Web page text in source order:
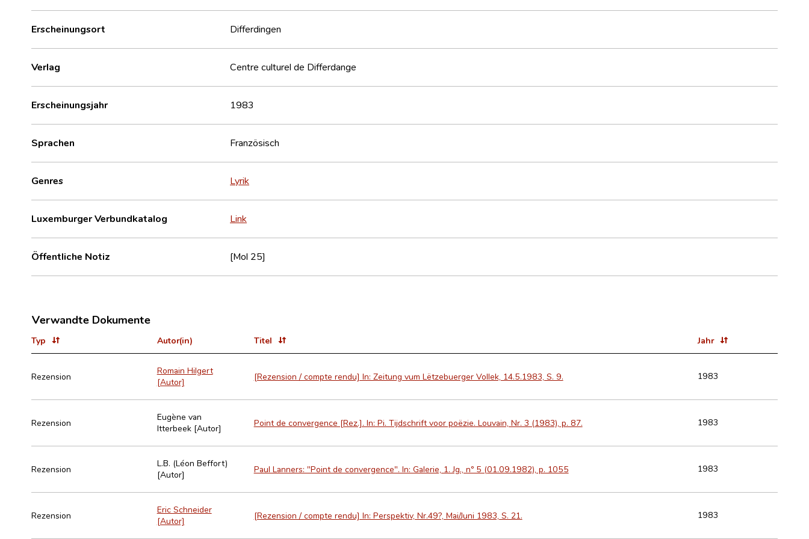
Erscheinungsort Differdingen
Verlag Centre culturel de Differdange
Erscheinungsjahr 1983
Sprachen Französisch
Genres Lyrik
Luxemburger Verbundkatalog Link
Öffentliche Notiz [Mol 25]
Verwandte Dokumente
Typ Autor(in) Titel Jahr
Rezension
Romain Hilgert
[Autor]
[Rezension / compte rendu] In: Zeitung vum Lëtzebuerger Vollek, 14.5.1983, S. 9. 1983
Rezension
Eugène van
Itterbeek [Autor]
Point de convergence [Rez.]. In: Pi. Tijdschrift voor poëzie. Louvain, Nr. 3 (1983), p. 87. 1983
Rezension
L.B. (Léon Beffort)
[Autor]
Paul Lanners: "Point de convergence". In: Galerie, 1. Jg., nº 5 (01.09.1982), p. 1055 1983
Rezension
Eric Schneider
[Autor]
[Rezension / compte rendu] In: Perspektiv, Nr.49?, Mai/Juni 1983, S. 21. 1983